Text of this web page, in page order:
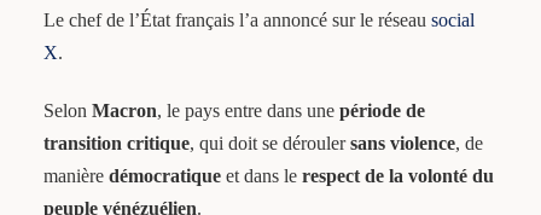
Le chef de l’État français l’a annoncé sur le réseau social
X.
Selon Macron, le pays entre dans une période de
transition critique, qui doit se déroulersans violence, de
manière démocratiqueet dans le respect de la volonté du
peuple vénézuélien.